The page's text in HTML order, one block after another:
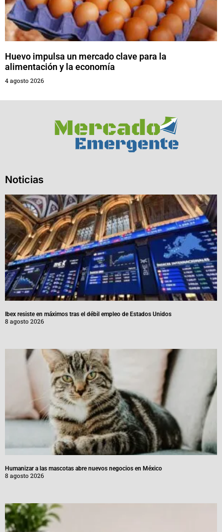
Huevo impulsa un mercado clave para la
alimentación y la economía
4 agosto 2026
Noticias
Ibex resiste en máximos tras el débil empleo de Estados Unidos
8 agosto 2026
Humanizar a las mascotas abre nuevos negocios en México
8 agosto 2026